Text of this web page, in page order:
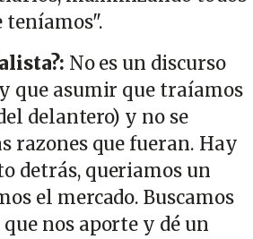
teníamos".
No es un discurso
que asumir que traíamos
delantero) y no se
razones que fueran. Hay
detrás, queriamos un
el mercado. Buscamos
nos aporte y dé un